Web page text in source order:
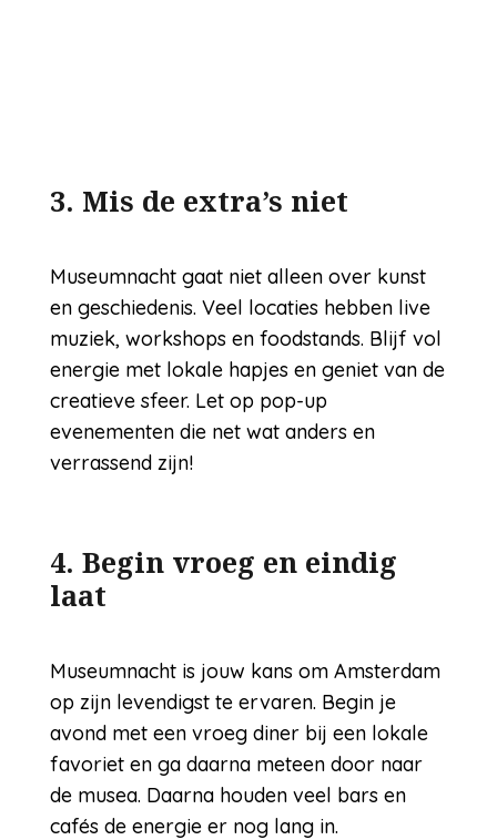
3. Mis de extra’s niet
Museumnacht gaat niet alleen over kunst
en geschiedenis. Veel locaties hebben live
muziek, workshops en foodstands. Blijf vol
energie met lokale hapjes en geniet van de
creatieve sfeer. Let op pop-up
evenementen die net wat anders en
verrassend zijn!
4. Begin vroeg en eindig
laat
Museumnacht is jouw kans om Amsterdam
op zijn levendigst te ervaren. Begin je
avond met een vroeg diner bij een lokale
favoriet en ga daarna meteen door naar
de musea. Daarna houden veel bars en
cafés de energie er nog lang in.